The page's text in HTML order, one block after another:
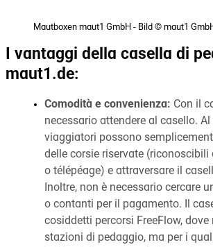
Mautboxen maut1 GmbH - Bild © maut1
I vantaggi della casella di
maut1.de:
Comodità e convenienza: Con il
necessario attendere al casello. Al
viaggiatori possono
delle corsie riservate (riconoscibili
o télépéage) e attraversare il
Inoltre, non è necessario cercare
o contanti per il pagamento. Il
cosiddetti percorsi FreeFlow,
stazioni di pedaggio, ma per i